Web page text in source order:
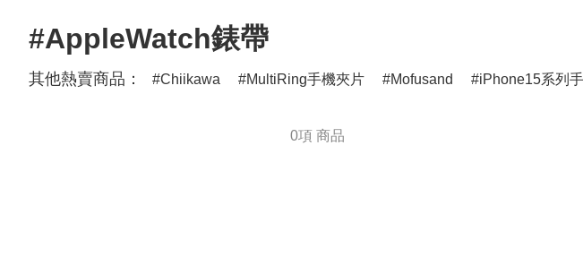
#AppleWatch錶帶
其他熱賣商品： Chiikawa MultiRing手機夾片 Mofusand iPhone15系列
0項 商品